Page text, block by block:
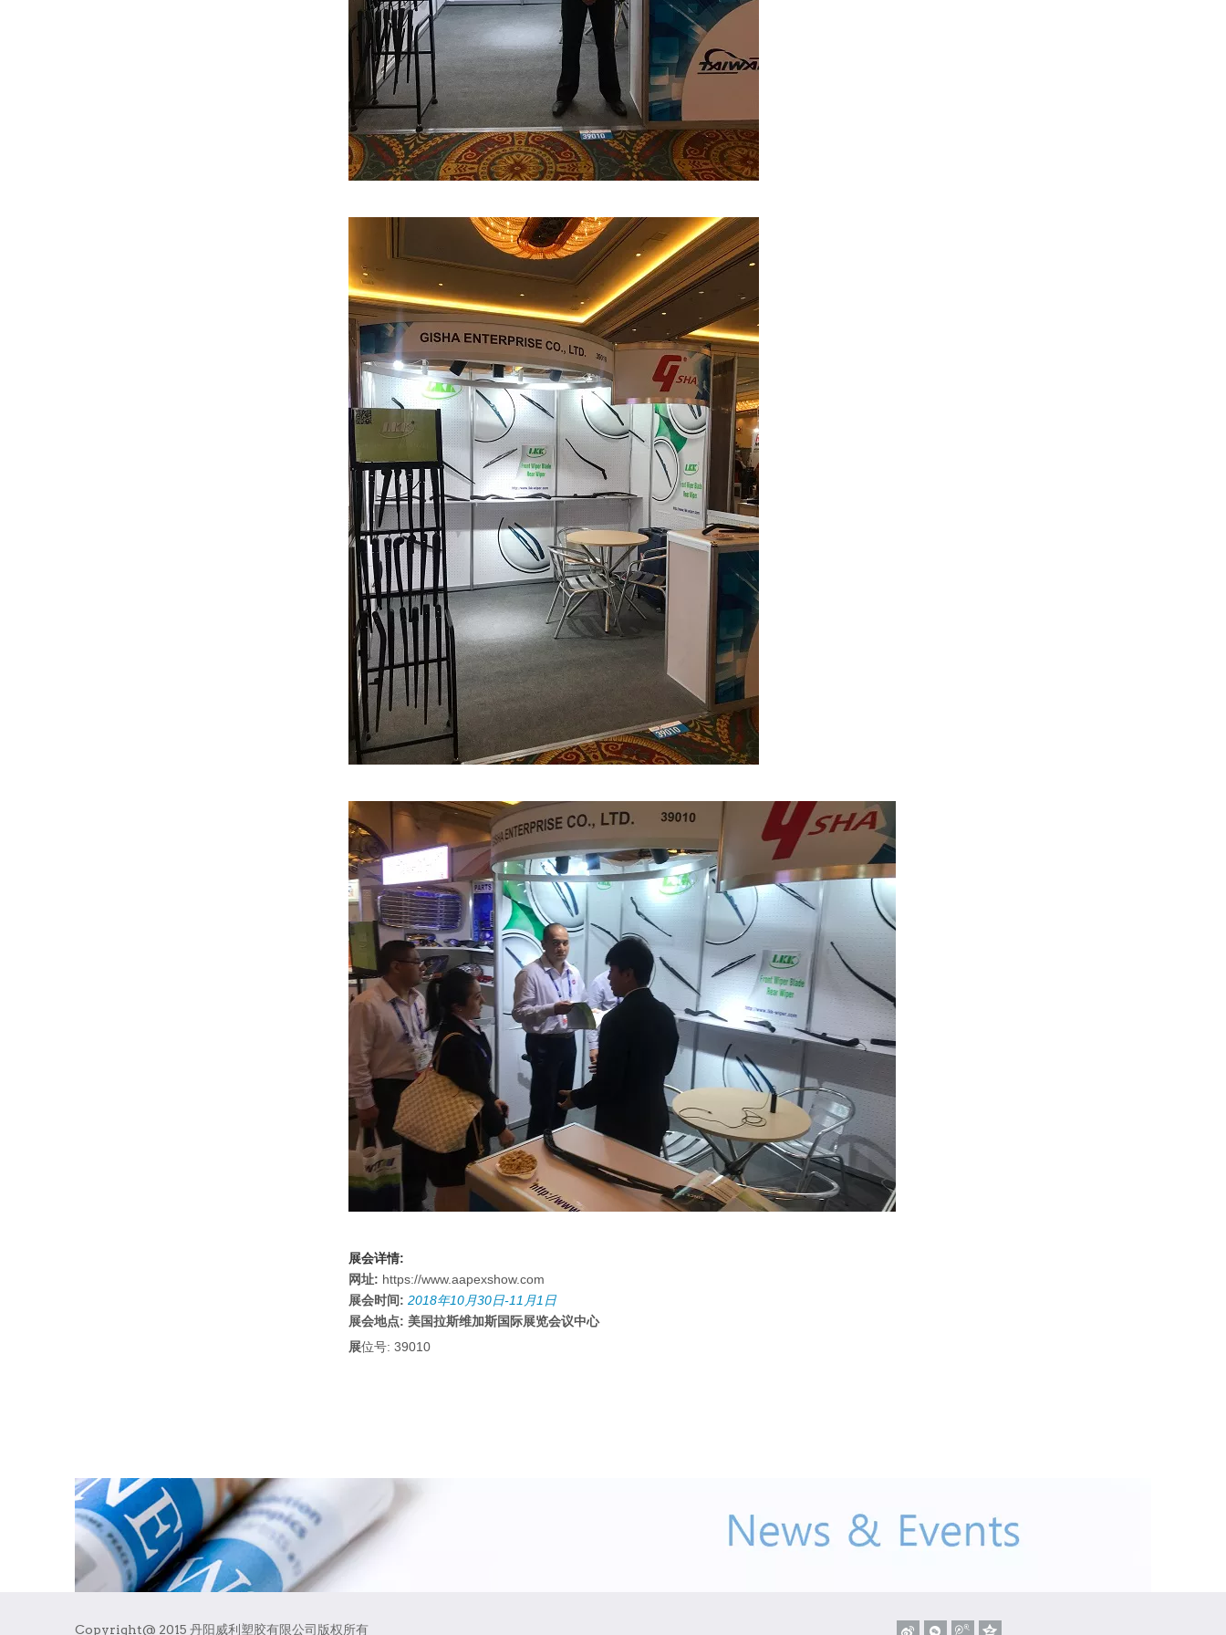
展会详情:
网址: https://www.aapexshow.com
展会时间 : 2018年10月30日-11 月1 日
展会地点: 美国拉斯维加斯国际展览会议中心
展位号: 39010
Copyright@ 2015 丹阳威利塑胶有限公司版权所有